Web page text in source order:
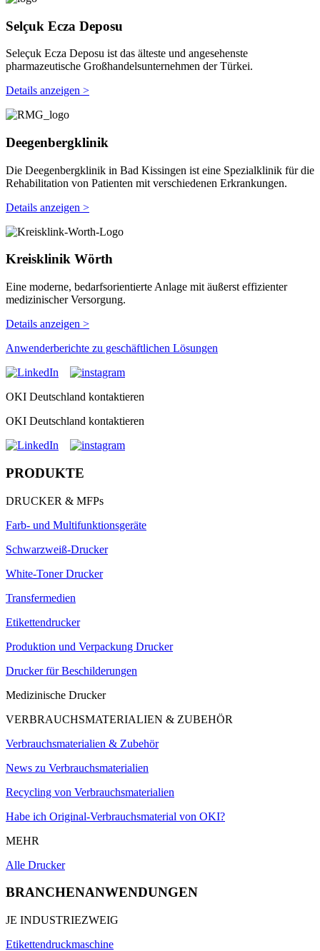
Selçuk Ecza Deposu
Seleçuk Ecza Deposu ist das älteste und angesehenste
pharmazeutische Großhandelsunternehmen der Türkei.
Details anzeigen >
Deegenbergklinik
Die Deegenbergklinik in Bad Kissingen ist eine Spezialklinik für die
Rehabilitation von Patienten mit verschiedenen Erkrankungen.
Details anzeigen >
Kreisklinik Wörth
Eine moderne, bedarfsorientierte Anlage mit äußerst effizienter
medizinischer Versorgung.
Details anzeigen >
Anwenderberichte zu geschäftlichen Lösungen
OKI Deutschland kontaktieren
OKI Deutschland kontaktieren
PRODUKTE
DRUCKER & MFPs
Farb- und Multifunktionsgeräte
Schwarzweiß-Drucker
White-Toner Drucker
Transfermedien
Etikettendrucker
Produktion und Verpackung Drucker
Drucker für Beschilderungen
Medizinische Drucker
VERBRAUCHSMATERIALIEN & ZUBEHÖR
Verbrauchsmaterialien & Zubehör
News zu Verbrauchsmaterialien
Recycling von Verbrauchsmaterialien
Habe ich Original-Verbrauchsmaterial von OKI?
MEHR
Alle Drucker
BRANCHENANWENDUNGEN
JE INDUSTRIEZWEIG
Etikettendruckmaschine